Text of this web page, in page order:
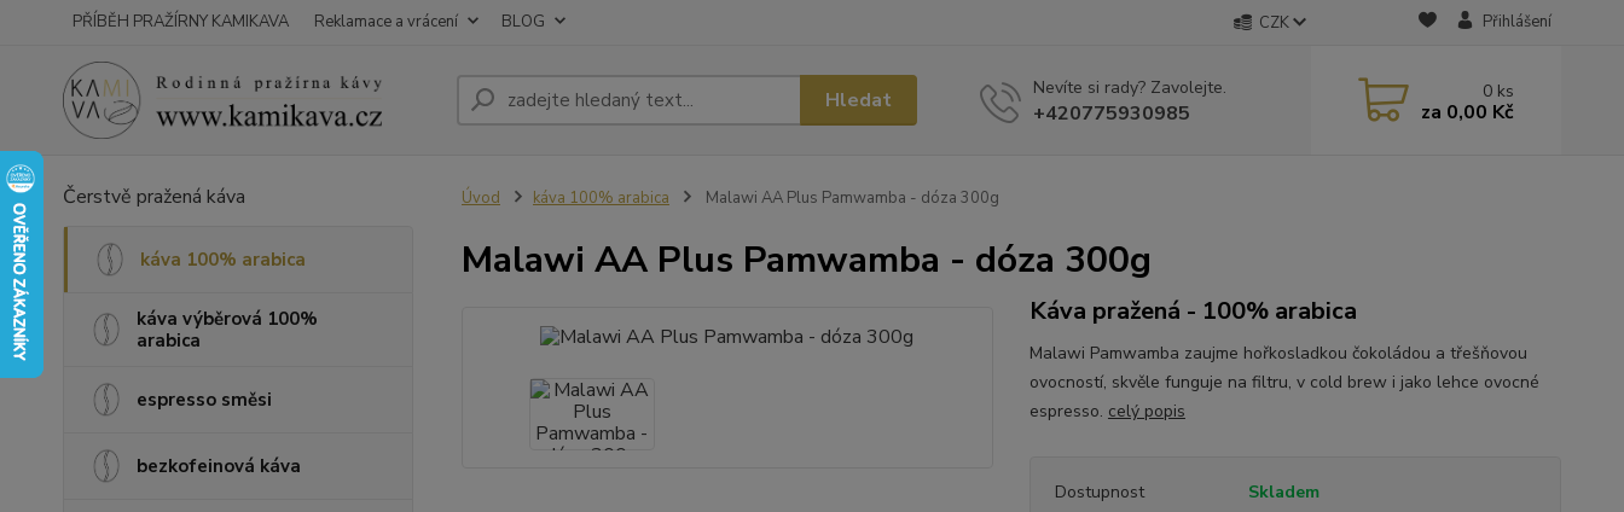
PŘÍBĚH PRAŽÍRNY KAMIKAVA Reklamace a vrácení BLOG CZK Přihlášení
Hledat Nevíte si rady? Zavolejte.
+420775930985
0 ks
za 0,00 Kč
Čerstvě pražená káva
káva 100% arabica
káva výběrová 100%
arabica
espresso směsi
bezkofeinová káva
Úvod káva 100% arabica Malawi AA Plus Pamwamba - dóza 300g
Malawi AA Plus Pamwamba - dóza 300g
Káva pražená - 100% arabica
Malawi Pamwamba zaujme hořkosladkou čokoládou a třešňovou
ovocností, skvěle funguje na filtru, v cold brew i jako lehce ovocné
espresso. celý popis
Dostupnost
Skladem